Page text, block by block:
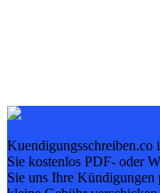
Sie kostenlos PDF- oder
Sie uns Ihre Kündigungen